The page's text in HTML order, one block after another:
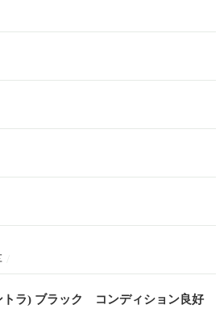
トラ) ブラック コンディション良好